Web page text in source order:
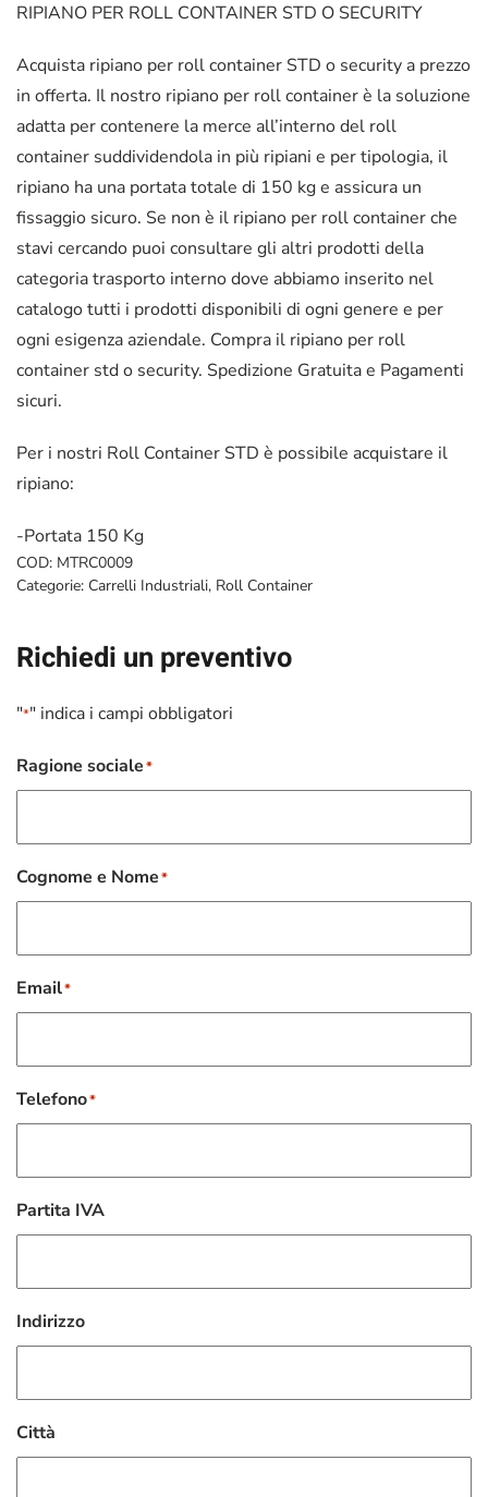
RIPIANO PER ROLL CONTAINER STD O SECURITY
Acquista ripiano per roll container STD o security a prezzo
in offerta. Il nostro ripiano per roll container è la soluzione
adatta per contenere la merce all’interno del roll
container suddividendola in più ripiani e per tipologia, il
ripiano ha una portata totale di 150 kg e assicura un
fissaggio sicuro. Se non è il ripiano per roll container che
stavi cercando puoi consultare gli altri prodotti della
categoria trasporto interno dove abbiamo inserito nel
catalogo tutti i prodotti disponibili di ogni genere e per
ogni esigenza aziendale. Compra il ripiano per roll
container std o security. Spedizione Gratuita e Pagamenti
sicuri.
Per i nostri Roll Container STD è possibile acquistare il
ripiano:
-Portata 150 Kg
COD: MTRC0009
Categorie: Carrelli Industriali, Roll Container
Richiedi un preventivo
"*" indica i campi obbligatori
Ragione sociale*
Cognome e Nome*
Email*
Telefono*
Partita IVA
Indirizzo
Città